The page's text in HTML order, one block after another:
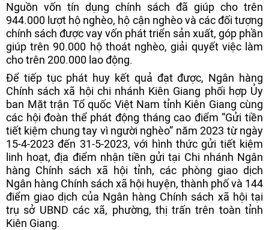
Nguồn vốn tín dụng chính sách đã giúp cho trên
944.000 lượt hộ nghèo, hộ cận nghèo và các đối tượng
chính sách được vay vốn phát triển sản xuất, góp phần
giúp trên 90.000 hộ thoát nghèo, giải quyết việc làm
cho trên 200.000 lao động.
Để tiếp tục phát huy kết quả đạt được, Ngân hàng
Chính sách xã hội chi nhánh Kiên Giang phối hợp Ủy
ban Mặt trận Tổ quốc Việt Nam tỉnh Kiên Giang cùng
các hội đoàn thể phát động tháng cao điểm “Gửi tiền
tiết kiệm chung tay vì người nghèo” năm 2023 từ ngày
15-4-2023 đến 31-5-2023, với hình thức gửi tiết kiệm
linh hoạt, địa điểm nhận tiền gửi tại Chi nhánh Ngân
hàng Chính sách xã hội tỉnh, các phòng giao dịch
Ngân hàng Chính sách xã hội huyện, thành phố và 144
điểm giao dịch của Ngân hàng Chính sách xã hội tại
trụ sở UBND các xã, phường, thị trấn trên toàn tỉnh
Kiên Giang.